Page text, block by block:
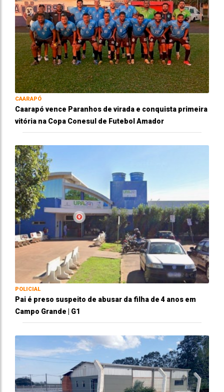
CAARAPÓ
Caarapó vence Paranhos de virada e conquista primeira
vitória na Copa Conesul de Futebol Amador
POLICIAL
Pai é preso suspeito de abusar da filha de 4 anos em
Campo Grande | G1